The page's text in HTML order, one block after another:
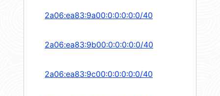
2a06:ea83:9a00:0:0:0:0:0/40
2a06:ea83:9b00:0:0:0:0:0/40
2a06:ea83:9c00:0:0:0:0:0/40